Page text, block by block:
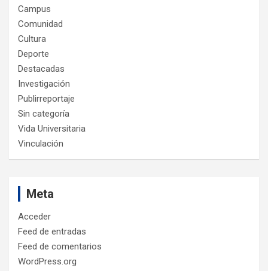
Campus
Comunidad
Cultura
Deporte
Destacadas
Investigación
Publirreportaje
Sin categoría
Vida Universitaria
Vinculación
Meta
Acceder
Feed de entradas
Feed de comentarios
WordPress.org